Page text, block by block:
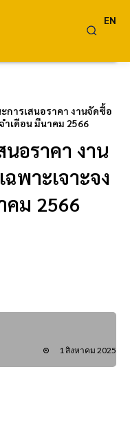
EN
การเสนอราคา งานจัดซื้อ
ำเดือน มีนาคม 2566
อราคา งาน
พาะเจาะจง
คม 2566
1 สิงหาคม 2025